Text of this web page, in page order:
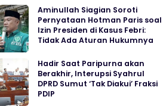
Aminullah Siagian Soroti
Pernyataan Hotman Paris soal
Izin Presiden di Kasus Febri:
Tidak Ada Aturan Hukumnya
Hadir Saat Paripurna akan
Berakhir, Interupsi Syahrul
DPRD Sumut ‘Tak Diakui’ Fraksi
PDIP